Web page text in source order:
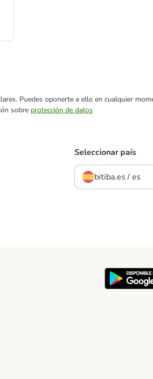
Puedes oponerte a ello en cualquier
sobre protección de datos
Seleccionar país
bitiba.es / es